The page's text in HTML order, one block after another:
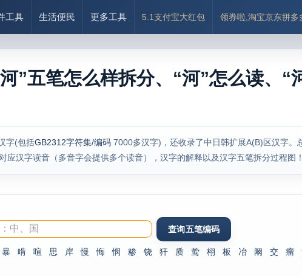
工具 生活便民 更多工具 5.1支付宝大红包 领券啦,淘宝京东拼多
”五笔怎么样拆分、“河”怎么读、“
字(包括GB2312字符集/编码 7000多汉字)，还收录了中日韩扩展A(B)区汉字。
汉字读音（多音字会提供多个读音），汉字的解释以及汉字五笔拆分过程图！
暴 啃 喧 思 岸 慢 悔 悯 糁 铙 犴 质 鸷 栩 板 冶 阚 交 瘤